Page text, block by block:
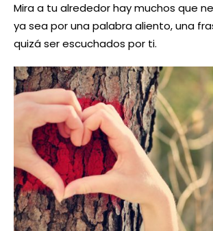
Mira a tu alrededor hay muchos que
ya sea por una palabra aliento, una
quizá ser escuchados por ti.